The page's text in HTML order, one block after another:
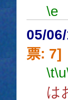
\e
05/
票: 7]
\t\u
は